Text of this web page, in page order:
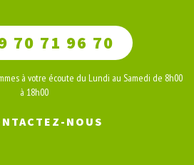
70 71 96 70
à votre écoute du Lundi au Samedi de 8h00
à 18h00
NOUS